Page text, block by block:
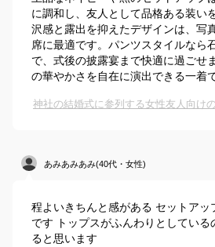
に調和し、友人として品格ある装い
沢感と露出を抑えたデザインは、写
席に最適です。パンツスタイルなら
で、式後の披露宴まで快適に過ごせ
の華やかさを自在に演出できる一着で
神社の結婚式に参列する女性友人向け
あみあみあみ(40代・女性)
程よいきちんと感がある セットアッ
です トップスがふんわりとしている
ると思います